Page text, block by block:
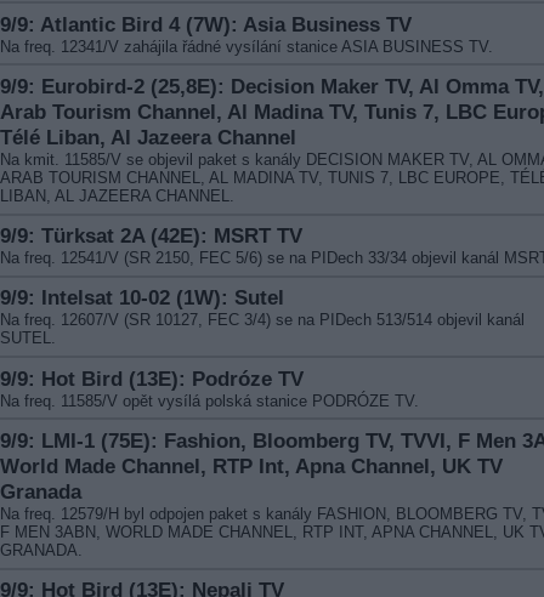
9/9: Atlantic Bird 4 (7W): Asia Business TV
Na freq. 12341/V zahájila řádné vysílání stanice ASIA BUSINESS TV.
9/9: Eurobird-2 (25,8E): Decision Maker TV, Al Omma TV,
Arab Tourism Channel, Al Madina TV, Tunis 7, LBC
Télé Liban, Al Jazeera Channel
Na kmit. 11585/V se objevil paket s kanály DECISION MAKER TV, AL
ARAB TOURISM CHANNEL, AL MADINA TV, TUNIS 7, LBC EUROPE,
LIBAN, AL JAZEERA CHANNEL.
9/9: Türksat 2A (42E): MSRT TV
Na freq. 12541/V (SR 2150, FEC 5/6) se na PIDech 33/34 objevil kanál
9/9: Intelsat 10-02 (1W): Sutel
Na freq. 12607/V (SR 10127, FEC 3/4) se na PIDech 513/514 objevil kanál
SUTEL.
9/9: Hot Bird (13E): Podróze TV
Na freq. 11585/V opět vysílá polská stanice PODRÓZE TV.
9/9: LMI-1 (75E): Fashion, Bloomberg TV, TVVI, F Men
World Made Channel, RTP Int, Apna Channel, UK TV
Granada
Na freq. 12579/H byl odpojen paket s kanály FASHION, BLOOMBERG TV,
F MEN 3ABN, WORLD MADE CHANNEL, RTP INT, APNA CHANNEL, UK
GRANADA.
9/9: Hot Bird (13E): Nepali TV